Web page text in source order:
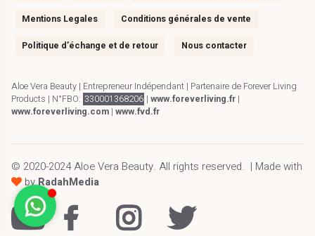
Mentions Legales Conditions générales de vente
Politique d’échange et de retour Nous contacter
Aloe Vera Beauty | Entrepreneur Indépendant | Partenaire de Forever Living
Products | N°FBO: 330001368206 | www.foreverliving.fr|
www.foreverliving.com |www.fvd.fr
© 2020-2024Aloe Vera Beauty. All rights reserved. | Made with
byRadahMedia